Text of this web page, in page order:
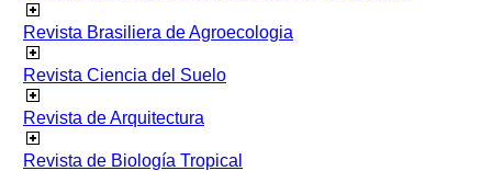
Revista Brasiliera de Agroecologia
Revista Ciencia del Suelo
Revista de Arquitectura
Revista de Biología Tropical